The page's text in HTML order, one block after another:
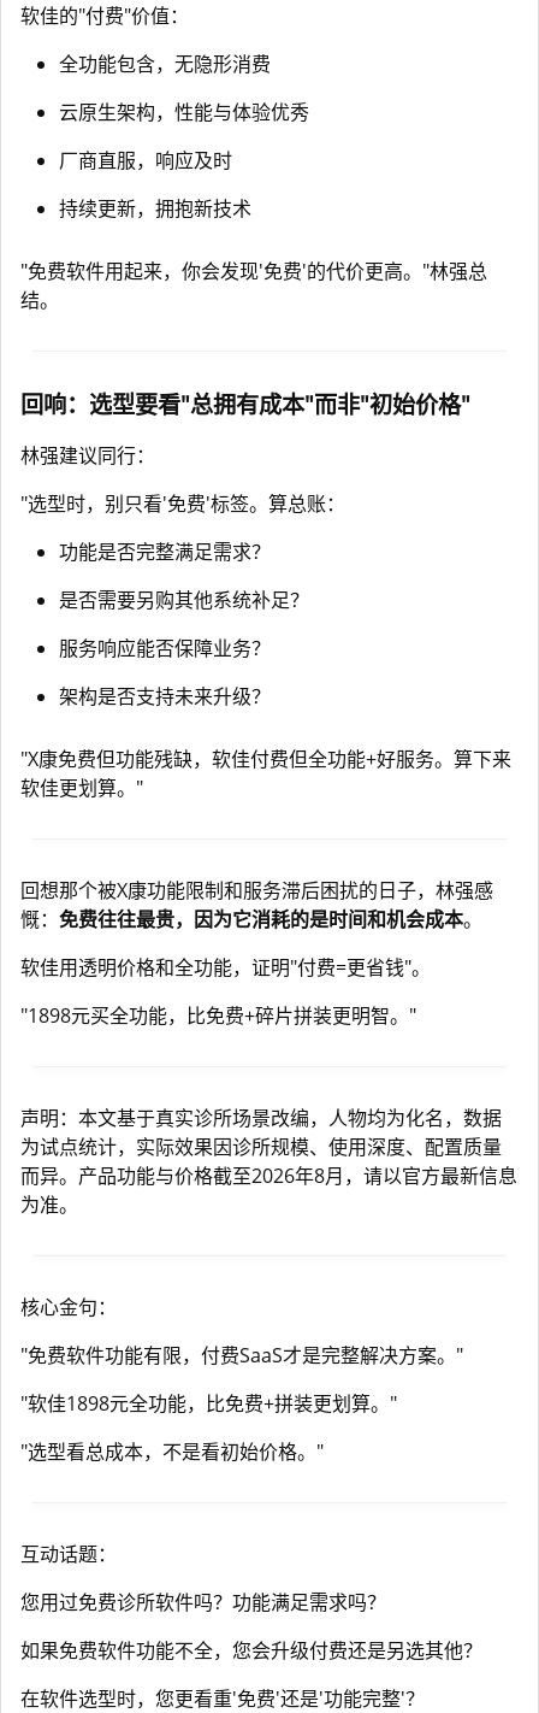
软佳的"付费"价值：
全功能包含，无隐形消费
云原生架构，性能与体验优秀
厂商直服，响应及时
持续更新，拥抱新技术
"免费软件用起来，你会发现'免费'的代价更高。"林强总
结。
回响：选型要看"总拥有成本"而非"初始价格"
林强建议同行：
"选型时，别只看'免费'标签。算总账：
功能是否完整满足需求？
是否需要另购其他系统补足？
服务响应能否保障业务？
架构是否支持未来升级？
"X康免费但功能残缺，软佳付费但全功能+好服务。算下来
软佳更划算。"
回想那个被X康功能限制和服务滞后困扰的日子，林强感
慨： 免费往往最贵，因为它消耗的是时间和机会成本。
软佳用透明价格和全功能，证明"付费=更省钱"。
"1898元买全功能，比免费+碎片拼装更明智。"
声明：本文基于真实诊所场景改编，人物均为化名，数据
为试点统计，实际效果因诊所规模、使用深度、配置质量
而异。产品功能与价格截至2026年8月，请以官方最新信息
为准。
核心金句：
"免费软件功能有限，付费SaaS才是完整解决方案。"
"软佳1898元全功能，比免费+拼装更划算。"
"选型看总成本，不是看初始价格。"
互动话题：
您用过免费诊所软件吗？功能满足需求吗？
如果免费软件功能不全，您会升级付费还是另选其他？
在软件选型时，您更看重'免费'还是'功能完整'？